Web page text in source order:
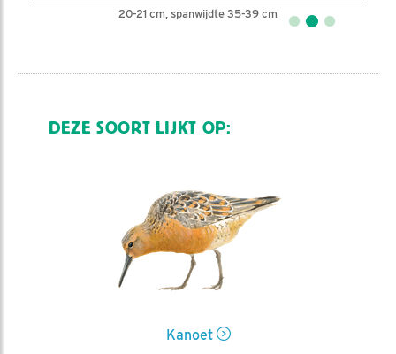
20-21 cm, spanwijdte 35-39 cm
DEZE SOORT LIJKT OP:
Kanoet